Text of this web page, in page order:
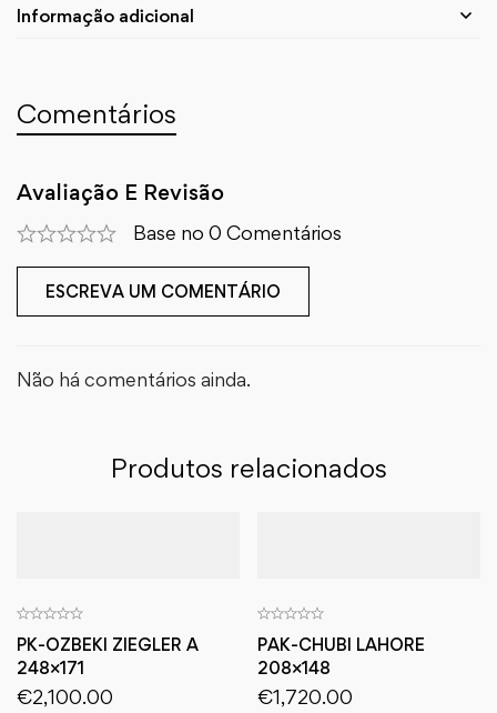
Informação adicional
Comentários
Avaliação E Revisão
Base no 0 Comentários
ESCREVA UM COMENTÁRIO
Não há comentários ainda.
Produtos relacionados
PK-OZBEKI ZIEGLER A
248×171
€2,100.00
PAK-CHUBI LAHORE
208×148
€1,720.00